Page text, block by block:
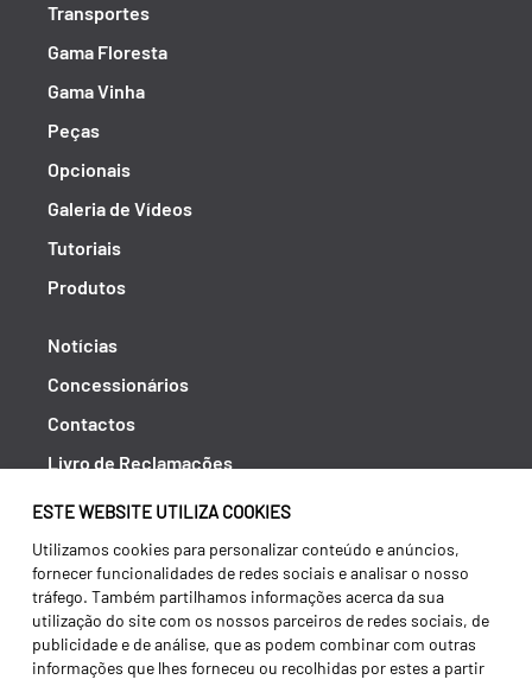
ESTE WEBSITE UTILIZA COOKIES
Utilizamos cookies para personalizar conteúdo e anúncios,
fornecer funcionalidades de redes sociais e analisar o nosso
tráfego. Também partilhamos informações acerca da sua
utilização do site com os nossos parceiros de redes sociais, de
publicidade e de análise, que as podem combinar com outras
informações que lhes forneceu ou recolhidas por estes a partir
Transportes
Gama Floresta
Gama Vinha
Peças
Opcionais
Galeria de Vídeos
Tutoriais
Produtos
Notícias
Concessionários
Contactos
Livro de Reclamações
Política de Privacidade
Canal de Denúncias (RGPC)
Termos e condições